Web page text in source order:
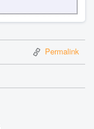
Permalink